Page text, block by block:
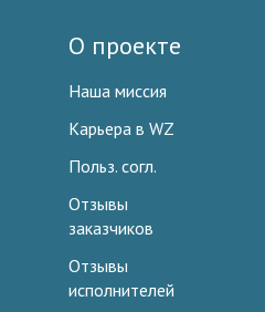
О проекте
Наша миссия
Карьера в WZ
Польз. согл.
Отзывы
заказчиков
Отзывы
исполнителей